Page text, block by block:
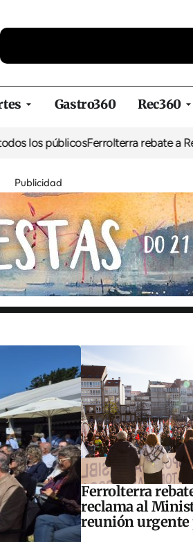
Gastro360 Rec360
Ferrolterra rebate a Renfe y
Publicidad
Ferrolterra
reclama al
reunión urgente